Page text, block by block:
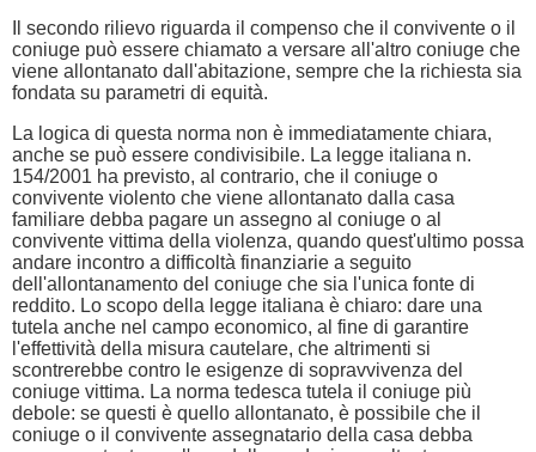
Il secondo rilievo riguarda il compenso che il convivente o il
coniuge può essere chiamato a versare all'altro coniuge che
viene allontanato dall'abitazione, sempre che la richiesta sia
fondata su parametri di equità.
La logica di questa norma non è immediatamente chiara,
anche se può essere condivisibile. La legge italiana n.
154/2001 ha previsto, al contrario, che il coniuge o
convivente violento che viene allontanato dalla casa
familiare debba pagare un assegno al coniuge o al
convivente vittima della violenza, quando quest'ultimo possa
andare incontro a difficoltà finanziarie a seguito
dell'allontanamento del coniuge che sia l'unica fonte di
reddito. Lo scopo della legge italiana è chiaro: dare una
tutela anche nel campo economico, al fine di garantire
l'effettività della misura cautelare, che altrimenti si
scontrerebbe contro le esigenze di sopravvivenza del
coniuge vittima. La norma tedesca tutela il coniuge più
debole: se questi è quello allontanato, è possibile che il
coniuge o il convivente assegnatario della casa debba